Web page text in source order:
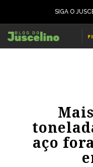
SIGA O
aço